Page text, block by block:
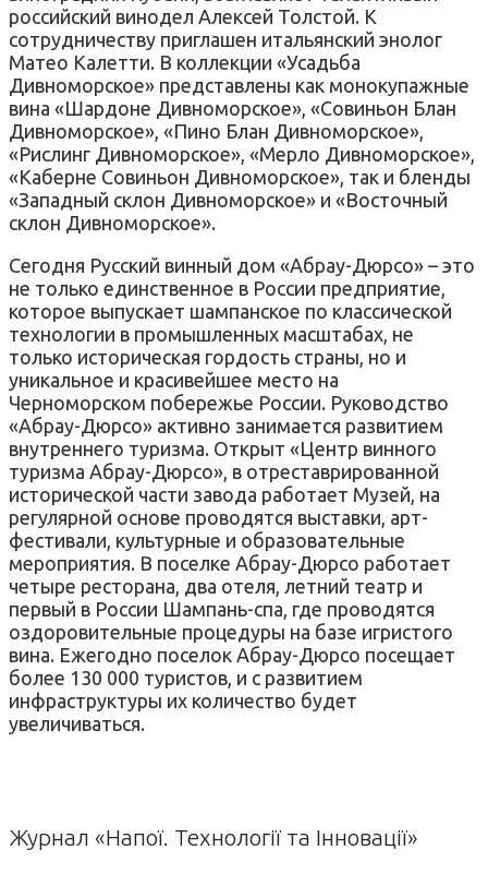
российский винодел Алексей Толстой. К
сотрудничеству приглашен итальянский энолог
Матео Калетти. В коллекции «Усадьба
Дивноморское» представлены как монокупажные
вина «Шардоне Дивноморское», «Совиньон Блан
Дивноморское», «Пино Блан Дивноморское»,
«Рислинг Дивноморское», «Мерло Дивноморское»,
«Каберне Совиньон Дивноморское», так и бленды
«Западный склон Дивноморское» и «Восточный
склон Дивноморское».
Сегодня Русский винный дом «Абрау-Дюрсо» – это
не только единственное в России предприятие,
которое выпускает шампанское по классической
технологии в промышленных масштабах, не
только историческая гордость страны, но и
уникальное и красивейшее место на
Черноморском побережье России. Руководство
«Абрау-Дюрсо» активно занимается развитием
внутреннего туризма. Открыт «Центр винного
туризма Абрау-Дюрсо», в отреставрированной
исторической части завода работает Музей, на
регулярной основе проводятся выставки, арт-
фестивали, культурные и образовательные
мероприятия. В поселке Абрау-Дюрсо работает
четыре ресторана, два отеля, летний театр и
первый в России Шампань-спа, где проводятся
оздоровительные процедуры на базе игристого
вина. Ежегодно поселок Абрау-Дюрсо посещает
более 130 000 туристов, и с развитием
инфраструктуры их количество будет
увеличиваться.
Журнал «Напої. Технології та Інновації»